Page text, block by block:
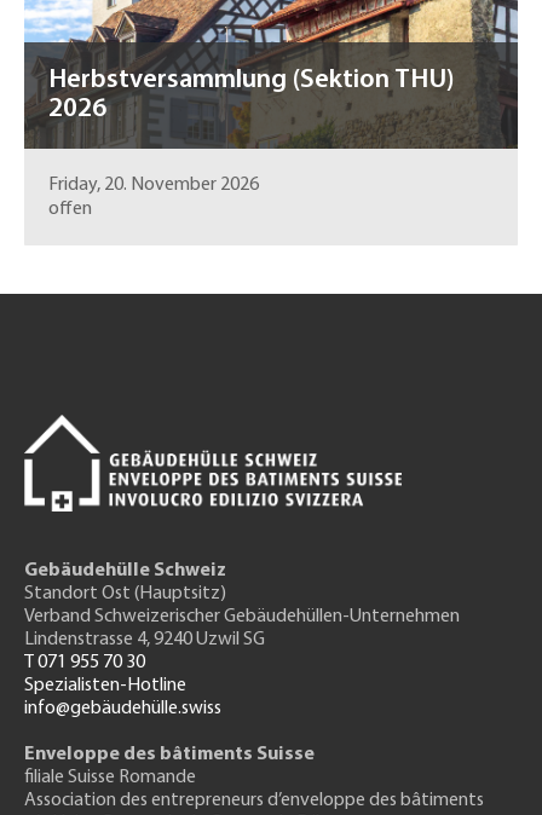
Herbstversammlung (Sektion THU)
2026
Friday, 20. November 2026
offen
Gebäudehülle Schweiz
Standort Ost (Hauptsitz)
Verband Schweizerischer Gebäudehüllen-Unternehmen
Lindenstrasse 4, 9240 Uzwil SG
T 071 955 70 30
Spezialisten-Hotline
info@gebäudehülle.swiss
Enveloppe des bâtiments Suisse
filiale Suisse Romande
Association des entrepreneurs d’enveloppe des bâtiments